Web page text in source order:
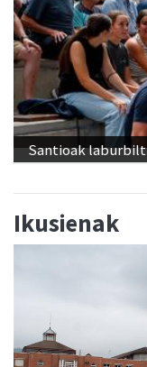
Santioak
Ikusienak